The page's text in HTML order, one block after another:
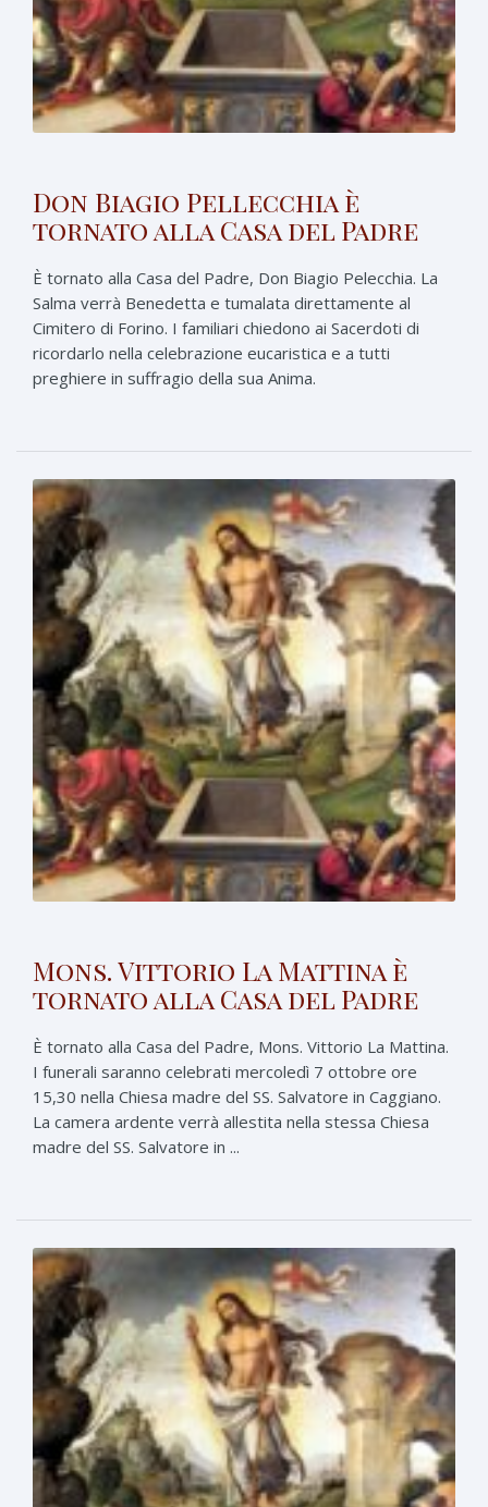
Don Biagio Pellecchia è
tornato alla Casa del Padre
È tornato alla Casa del Padre, Don Biagio Pelecchia. La
Salma verrà Benedetta e tumalata direttamente al
Cimitero di Forino. I familiari chiedono ai Sacerdoti di
ricordarlo nella celebrazione eucaristica e a tutti
preghiere in suffragio della sua Anima.
Mons. Vittorio La Mattina è
tornato alla Casa del Padre
È tornato alla Casa del Padre, Mons. Vittorio La Mattina.
I funerali saranno celebrati mercoledì 7 ottobre ore
15,30 nella Chiesa madre del SS. Salvatore in Caggiano.
La camera ardente verrà allestita nella stessa Chiesa
madre del SS. Salvatore in ...